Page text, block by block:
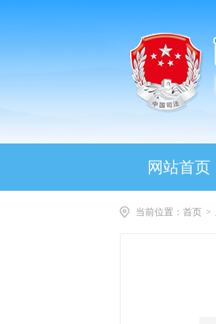
网站首页
当前位置： 首页 >